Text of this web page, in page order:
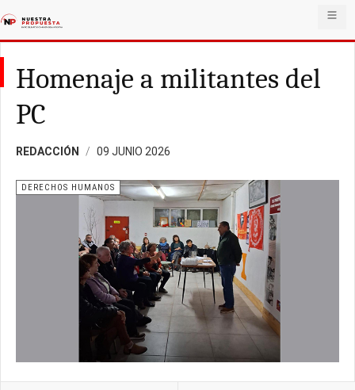
Homenaje a militantes del
PC
REDACCIÓN 09 JUNIO 2026
DERECHOS HUMANOS